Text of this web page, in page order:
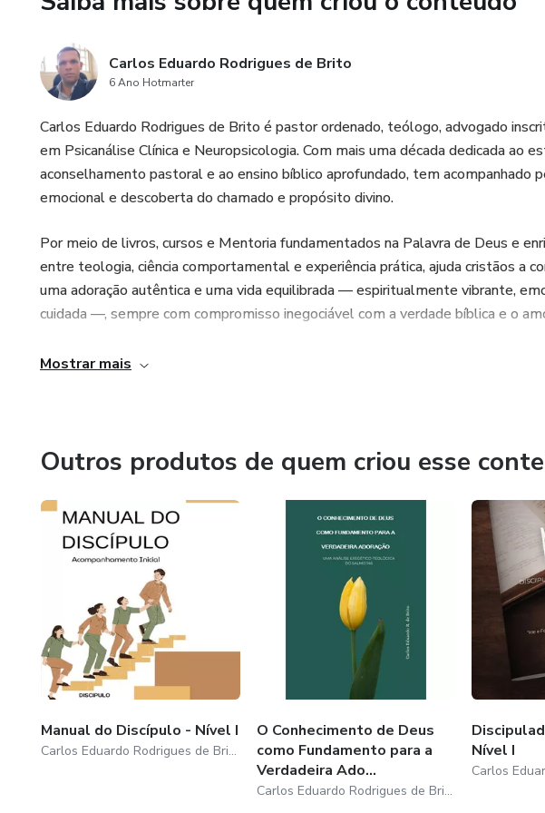
Carlos Eduardo Rodrigues de Brito
6 Ano Hotmarter
Carlos Eduardo Rodrigues de Brito é pastor ordenado, teólogo, advogado
em Psicanálise Clínica e Neuropsicologia. Com mais uma década dedicada ao
aconselhamento pastoral e ao ensino bíblico aprofundado, tem acompanhado
emocional e descoberta do chamado e propósito divino.
Por meio de livros, cursos e Mentoria fundamentados na Palavra de Deus e
entre teologia, ciência comportamental e experiência prática, ajuda cristãos a
uma adoração autêntica e uma vida equilibrada — espiritualmente vibrante,
cuidada —, sempre com compromisso inegociável com a verdade bíblica e o
Mostrar mais
Outros produtos de quem criou esse
Manual do Discípulo - Nível I
Carlos Eduardo Rodrigues de Brito
O Conhecimento de Deus
como Fundamento para a
Verdadeira Ado...
Carlos Eduardo Rodrigues de Brito
Nível I